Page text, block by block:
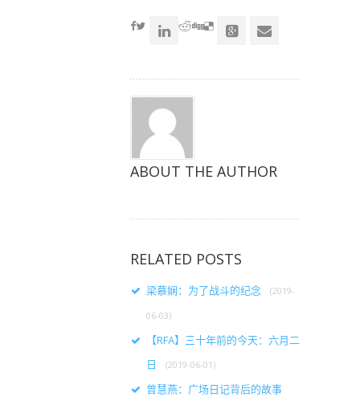
ABOUT THE AUTHOR
RELATED POSTS
梁慕娴：为了战斗的纪念 (2019-
06-03)
【RFA】三十年前的今天：六月二
日
(2019-06-01)
曾慧燕：广场日记背后的故事